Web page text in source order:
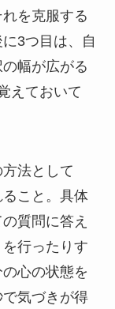
を克服する
3つ目は、自
幅が広がる
えておいて
法として
こと。具体
質問に答え
行ったりす
心の状態を
気づきが得